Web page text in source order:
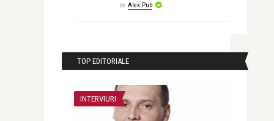
de Alex Pub
TOP EDITORIALE
INTERVIURI